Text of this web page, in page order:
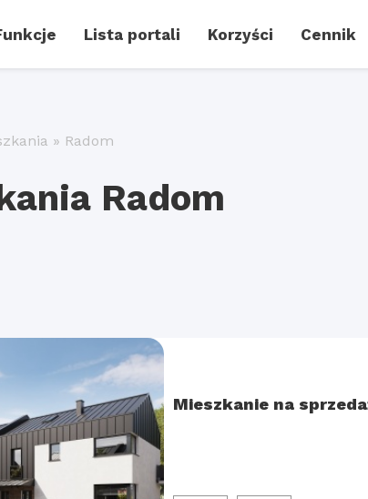
Lista portali Korzyści Cennik
» Radom
Radom
Mieszkanie na